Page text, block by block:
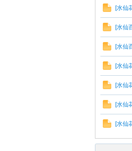
坛
[水仙
[水仙
[水仙
[水仙
[水仙
[水仙
[水仙